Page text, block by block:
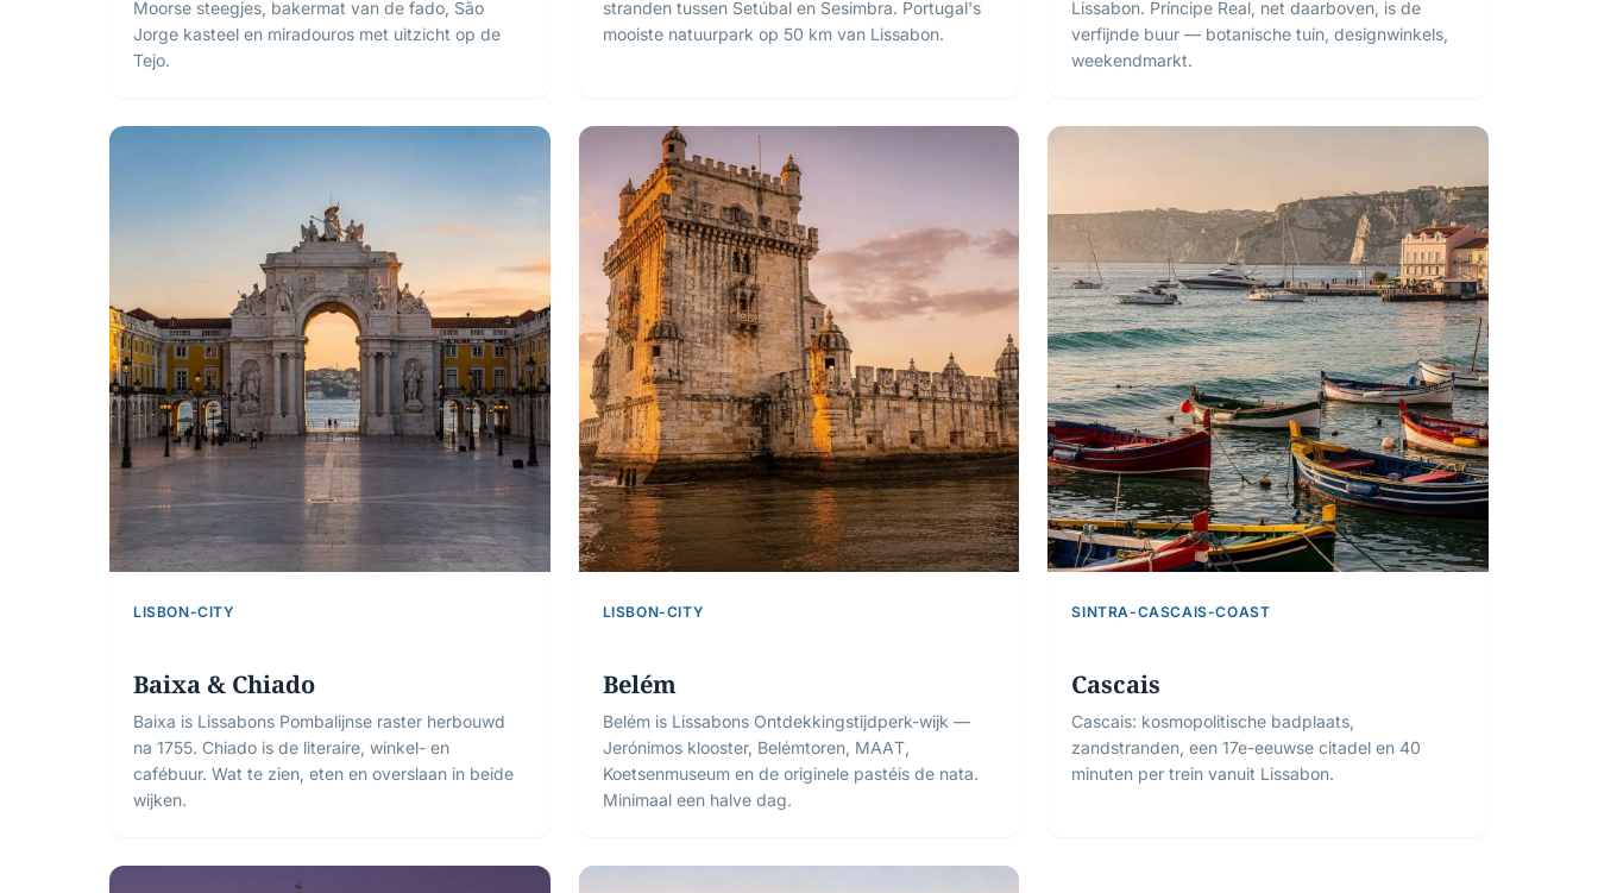
Moorse steegjes, bakermat van de fado, São
Jorge kasteel en miradouros met uitzicht op de
Tejo.
stranden tussen Setúbal en Sesimbra. Portugal's
mooiste natuurpark op 50 km van Lissabon.
Lissabon. Príncipe Real, net daarboven, is de
verfijnde buur — botanische tuin, designwinkels,
weekendmarkt.
LISBON-CITY
Baixa & Chiado
Baixa is Lissabons Pombalijnse raster herbouwd
na 1755. Chiado is de literaire, winkel- en
cafébuur. Wat te zien, eten en overslaan in beide
wijken.
LISBON-CITY
Belém
Belém is Lissabons Ontdekkingstijdperk-wijk —
Jerónimos klooster, Belémtoren, MAAT,
Koetsenmuseum en de originele pastéis de nata.
Minimaal een halve dag.
SINTRA-CASCAIS-COAST
Cascais
Cascais: kosmopolitische badplaats,
zandstranden, een 17e-eeuwse citadel en 40
minuten per trein vanuit Lissabon.